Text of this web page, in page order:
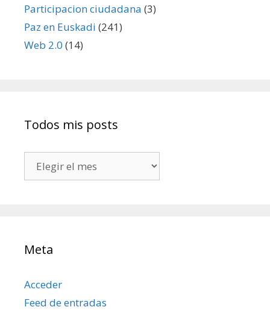
Participacion ciudadana (3)
Paz en Euskadi (241)
Web 2.0 (14)
Todos mis posts
mis
Meta
Acceder
Feed de entradas